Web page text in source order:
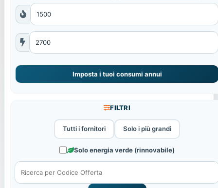
Imposta i tuoi consumi annui
FILTRI
Tutti i fornitori Solo i più grandi
Solo energia verde (rinnovabile)